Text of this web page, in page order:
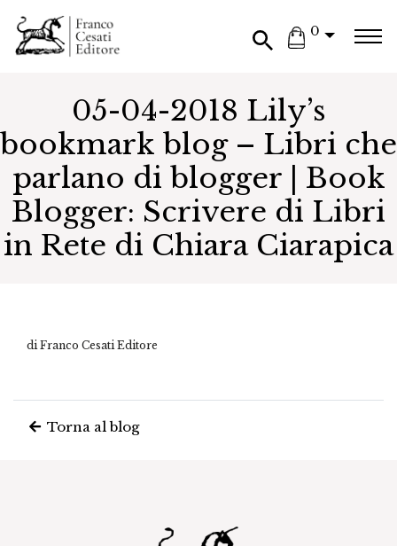
0
05-04-2018 Lily’s
bookmark blog – Libri che
parlano di blogger | Book
Blogger: Scrivere di Libri
in Rete di Chiara Ciarapica
di Franco Cesati Editore
Torna al blog